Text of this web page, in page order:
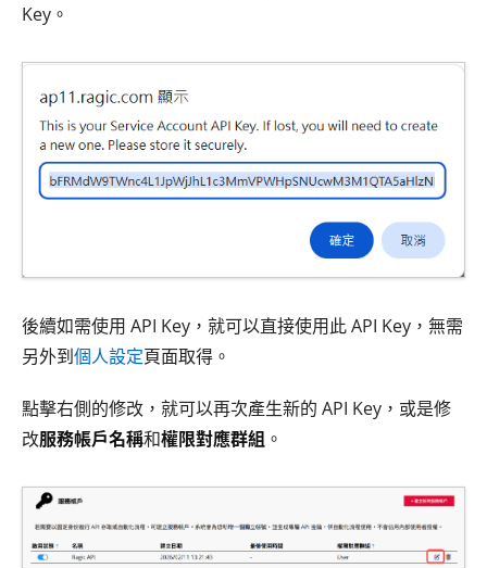
Key。
後續如需使用 API Key，就可以直接使用此 API Key，無需
另外到個人設定頁面取得。
點擊右側的修改，就可以再次產生新的 API Key，或是修
改服務帳戶名稱和權限對應群組 。